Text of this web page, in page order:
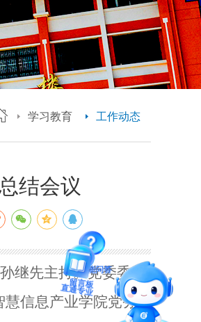
学习教育 工作动态
结会议
继先主持。党委委
信息产业学院党务
智能问答